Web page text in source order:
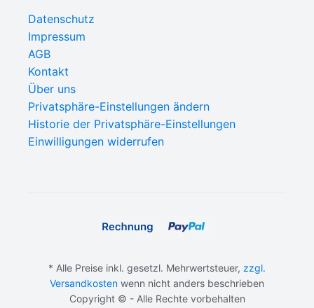
Datenschutz
Impressum
AGB
Kontakt
Über uns
Privatsphäre-Einstellungen ändern
Historie der Privatsphäre-Einstellungen
Einwilligungen widerrufen
* Alle Preise inkl. gesetzl. Mehrwertsteuer, zzgl.
Versandkosten wenn nicht anders beschrieben
Copyright © - Alle Rechte vorbehalten